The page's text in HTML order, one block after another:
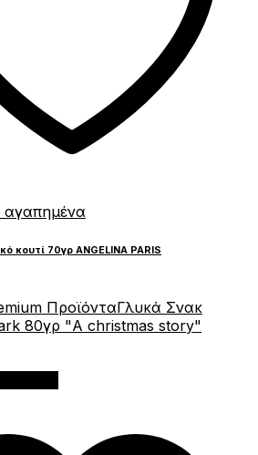
κουτί 70γρ ANGELINA PARIS
ΠροϊόνταΓλυκά Σνακ